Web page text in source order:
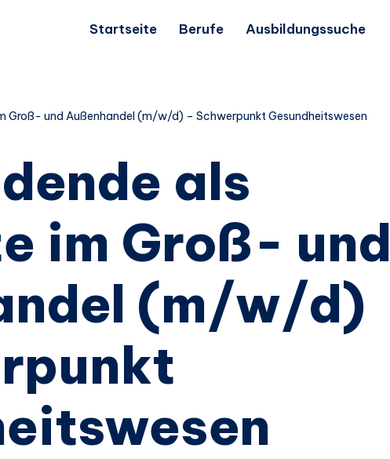
Startseite Berufe Ausbildungssuche
Groß- und Außenhandel (m/w/d) – Schwerpunkt Gesundheitswesen
als
im Groß- und
(m/w/d)